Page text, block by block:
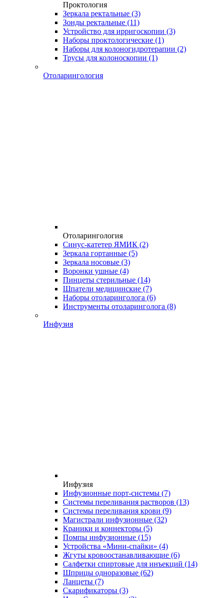
Проктология
Зеркала ректальные (3)
Зонды ректальные (11)
Устройство для ирригоскопии (3)
Наборы проктологические (1)
Наборы для колоногидротерапии (2)
Трусы для колоноскопии (1)
Отоларингология
Отоларингология
Синус-катетер ЯМИК (2)
Зеркала гортанные (5)
Зеркала носовые (3)
Воронки ушные (4)
Пинцеты стерильные (14)
Шпатели медицинские (7)
Наборы отоларинголога (6)
Инструменты отоларинголога (8)
Инфузия
Инфузия
Инфузионные порт-системы (7)
Системы переливания растворов (13)
Системы переливания крови (9)
Магистрали инфузионные (32)
Краники и коннекторы (5)
Помпы инфузионные (15)
Устройства «Мини-спайки» (4)
Жгуты кровоостанавливающие (6)
Салфетки спиртовые для инъекций (14)
Шприцы одноразовые (62)
Ланцеты (7)
Скарификаторы (3)